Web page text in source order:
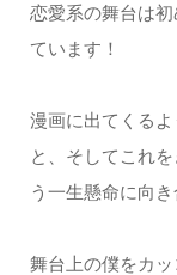
恋愛系の舞台は
ています！
漫画に出てくる
と、そしてこれ
う一生懸命に向
舞台上の僕をカ